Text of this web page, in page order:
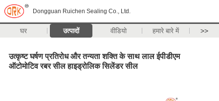
Dongguan Ruichen Sealing Co., Ltd.
घर उत्पादों वीडियो हमारे बारे में >>
उत्कृष्ट घर्षण प्रतिरोध और तन्यता शक्ति के साथ लाल ईपीडीएम
ऑटोमोटिव रबर सील हाइड्रोलिक सिलेंडर सील